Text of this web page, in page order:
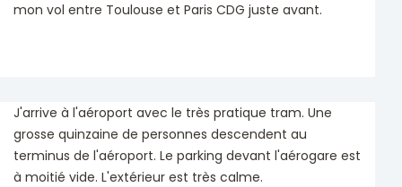
mon vol entre Toulouse et Paris CDG juste avant.
J'arrive à l'aéroport avec le très pratique tram. Une
grosse quinzaine de personnes descendent au
terminus de l'aéroport. Le parking devant l'aérogare est
à moitié vide. L'extérieur est très calme.